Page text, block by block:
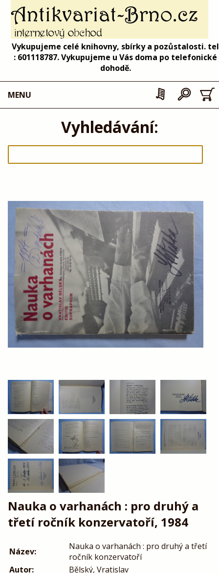
Vykupujeme celé knihovny, sbírky a pozůstalosti. tel
: 601118787. Vykupujeme u Vás doma po telefonické
dohodě.
MENU
Vyhledávání:
Nauka o varhanách : pro druhý a
třetí ročník konzervatoří, 1984
Název:
Nauka o varhanách : pro druhý a třetí
ročník konzervatoří
Autor:
Bělský, Vratislav